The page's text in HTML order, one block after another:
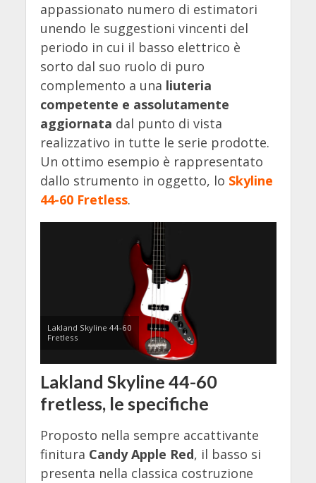
appassionato numero di estimatori
unendo le suggestioni vincenti del
periodo in cui il basso elettrico è
sorto dal suo ruolo di puro
complemento a una liuteria
competente e assolutamente
aggiornata dal punto di vista
realizzativo in tutte le serie prodotte.
Un ottimo esempio è rappresentato
dallo strumento in oggetto, lo Skyline
44-60 Fretless.
Lakland Skyline 44-60
Fretless
Lakland Skyline 44-60
fretless, le specifiche
Proposto nella sempre accattivante
finitura Candy Apple Red, il basso si
presenta nella classica costruzione